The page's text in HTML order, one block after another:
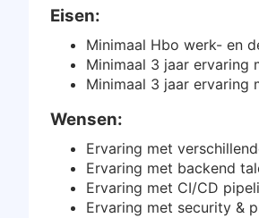
Eisen:
Minimaal Hbo werk- en
Minimaal 3 jaar ervaring
Minimaal 3 jaar ervaring
Wensen:
Ervaring met
Ervaring met backend
Ervaring met CI/CD
Ervaring met security &